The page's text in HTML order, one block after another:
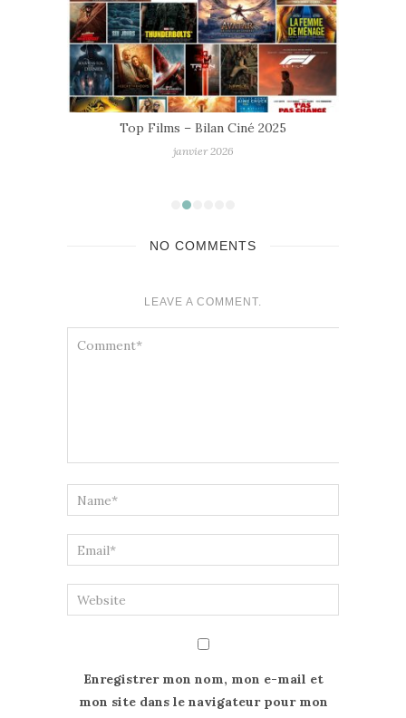
Top Films – Bilan Ciné 2025
janvier 2026
NO COMMENTS
LEAVE A COMMENT.
Enregistrer mon nom, mon e-mail et
mon site dans le navigateur pour mon